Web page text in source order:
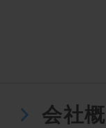
会社概